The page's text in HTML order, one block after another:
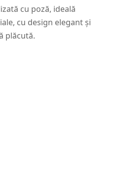
cu poză, ideală
cu design elegant și
plăcută.